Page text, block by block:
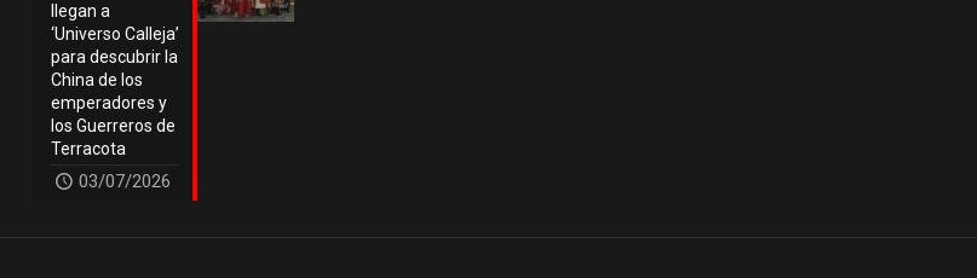
llegan a
‘Universo Calleja’
para descubrir la
China de los
emperadores y
los Guerreros de
Terracota
03/07/2026